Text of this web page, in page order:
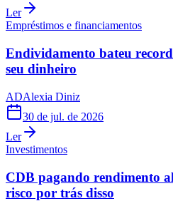
Ler
Empréstimos e financiamentos
Endividamento bateu
seu dinheiro
ADAlexia Diniz
30 de jul. de 2026
Ler
Investimentos
CDB pagando rendimento
risco por trás disso